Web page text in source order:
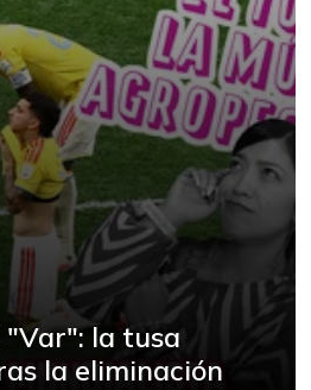
la tusa
la eliminación